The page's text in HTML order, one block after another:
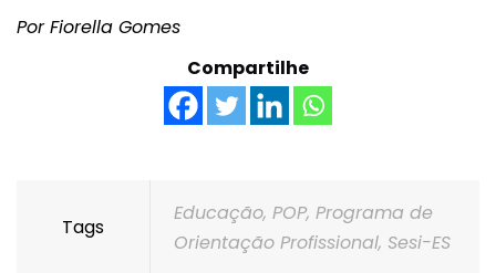
Por Fiorella Gomes
Compartilhe
Tags
Educação, POP, Programa de
Orientação Profissional, Sesi-ES